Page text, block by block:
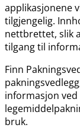
applikasjonene
tilgjengelig.
nettbrettet, slik
tilgang til
Finn
informasjon
bruk.